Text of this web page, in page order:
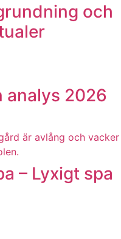
och
analys 2026
– Lyxigt spa